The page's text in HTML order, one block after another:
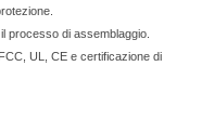
processo di assemblaggio.
UL, CE e certificazione di